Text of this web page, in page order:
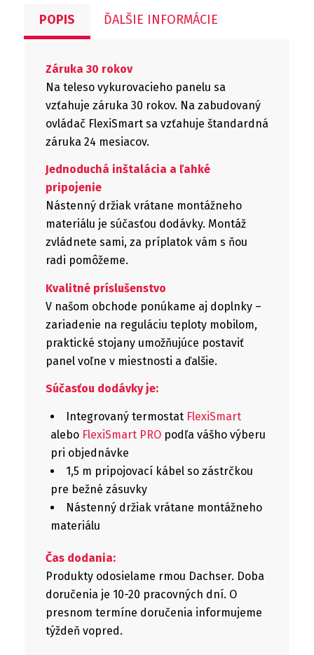
POPIS ĎALŠIE INFORMÁCIE
Záruka 30 rokov
Na teleso vykurovacieho panelu sa
vzťahuje záruka 30 rokov. Na zabudovaný
ovládač FlexiSmart sa vzťahuje štandardná
záruka 24 mesiacov.
Jednoduchá inštalácia a ľahké
pripojenie
Nástenný držiak vrátane montážneho
materiálu je súčasťou dodávky. Montáž
zvládnete sami, za príplatok vám s ňou
radi pomôžeme.
Kvalitné príslušenstvo
V našom obchode ponúkame aj doplnky –
zariadenie na reguláciu teploty mobilom,
praktické stojany umožňujúce postaviť
panel voľne v miestnosti a ďalšie.
Súčasťou dodávky je:
Integrovaný termostat FlexiSmart
alebo FlexiSmart PROpodľa vášho výberu
pri objednávke
1,5 m pripojovací kábel so zástrčkou
pre bežné zásuvky
Nástenný držiak vrátane montážneho
materiálu
Čas dodania:
Produkty odosielame firmou Dachser. Doba
doručenia je 10-20 pracovných dní. O
presnom termíne doručenia informujeme
týždeň vopred.